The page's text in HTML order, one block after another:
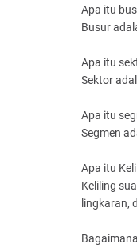
Apa itu
Busur
Apa itu
Sektor
Apa itu
Segmen
Apa itu
Keliling
lingkaran,